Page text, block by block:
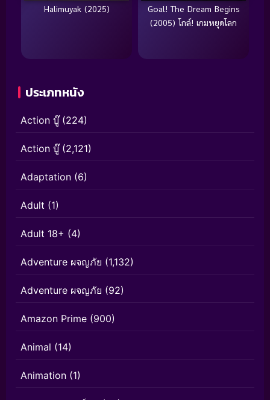
Halimuyak (2025)
Goal! The Dream Begins
(2005) โกล์! เกมหยุดโลก
ประเภทหนัง
Action บู๊(224)
Action บู๊(2,121)
Adaptation (6)
Adult (1)
Adult 18+ (4)
Adventure ผจญภัย (1,132)
Adventure ผจญภัย (92)
Amazon Prime (900)
Animal (14)
Animation (1)